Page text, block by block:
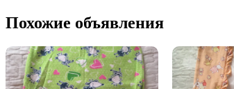
Похожие объявления